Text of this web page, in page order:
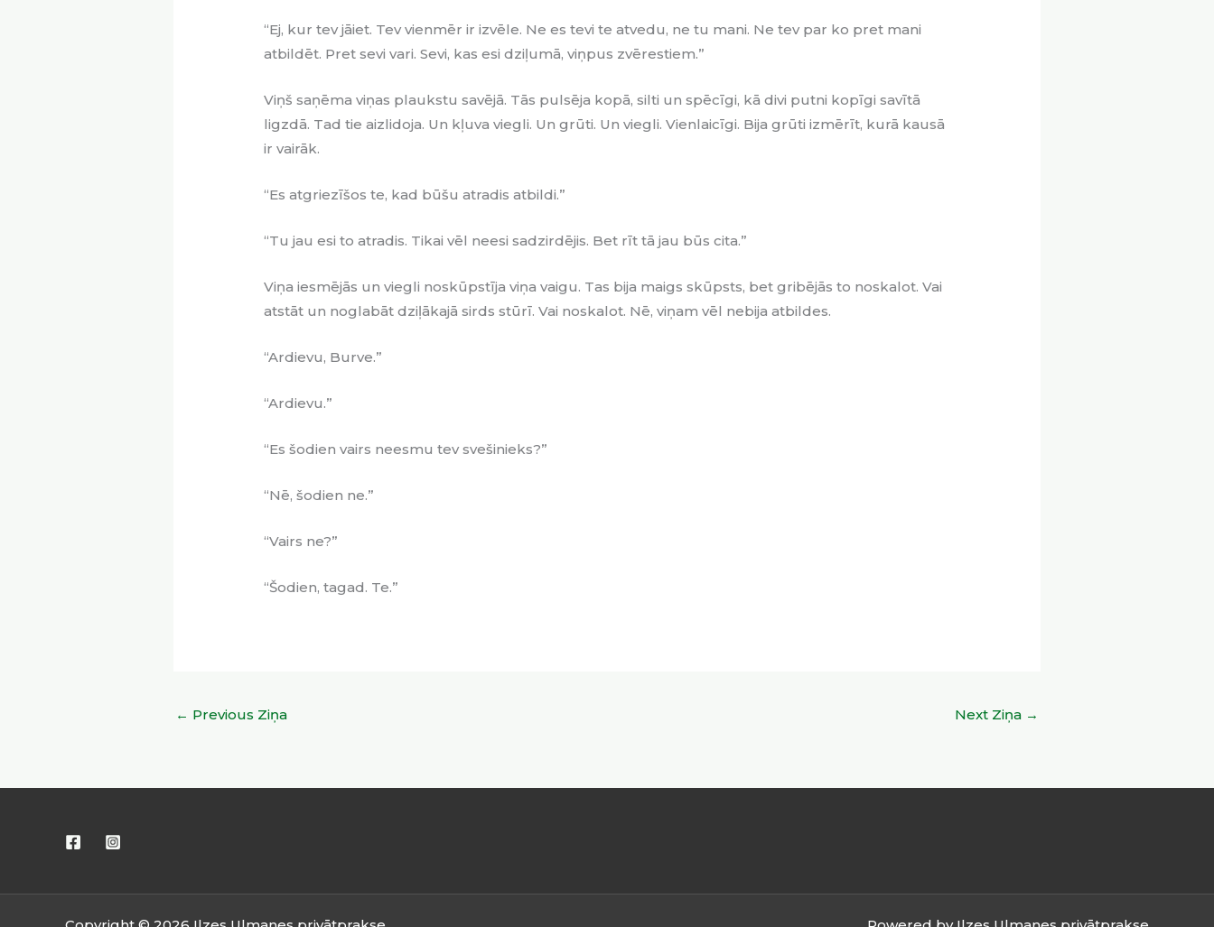
“Ej, kur tev jāiet. Tev vienmēr ir izvēle. Ne es tevi te atvedu, ne tu mani. Ne tev par ko pret mani
atbildēt. Pret sevi vari. Sevi, kas esi dziļumā, viņpus zvērestiem.”
Viņš saņēma viņas plaukstu savējā. Tās pulsēja kopā, silti un spēcīgi, kā divi putni kopīgi savītā
ligzdā. Tad tie aizlidoja. Un kļuva viegli. Un grūti. Un viegli. Vienlaicīgi. Bija grūti izmērīt, kurā kausā
ir vairāk.
“Es atgriezīšos te, kad būšu atradis atbildi.”
“Tu jau esi to atradis. Tikai vēl neesi sadzirdējis. Bet rīt tā jau būs cita.”
Viņa iesmējās un viegli noskūpstīja viņa vaigu. Tas bija maigs skūpsts, bet gribējās to noskalot. Vai
atstāt un noglabāt dziļākajā sirds stūrī. Vai noskalot. Nē, viņam vēl nebija atbildes.
“Ardievu, Burve.”
“Ardievu.”
“Es šodien vairs neesmu tev svešinieks?”
“Nē, šodien ne.”
“Vairs ne?”
“Šodien, tagad. Te.”
← Previous Ziņa Next Ziņa →